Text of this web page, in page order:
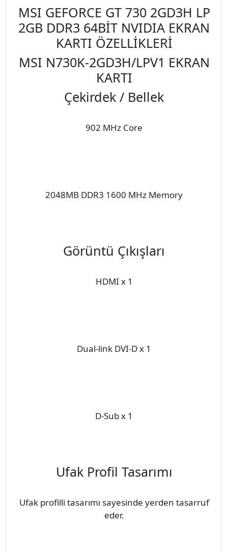
MSI GEFORCE GT 730 2GD3H LP
2GB DDR3 64BİT NVIDIA EKRAN
KARTI ÖZELLİKLERİ
MSI N730K-2GD3H/LPV1 EKRAN
KARTI
Çekirdek / Bellek
902 MHz Core
2048MB DDR3 1600 MHz Memory
Görüntü Çıkışları
HDMI x 1
Dual-link DVI-D x 1
D-Sub x 1
Ufak Profil Tasarımı
Ufak profilli tasarımı sayesinde yerden tasarruf
eder.